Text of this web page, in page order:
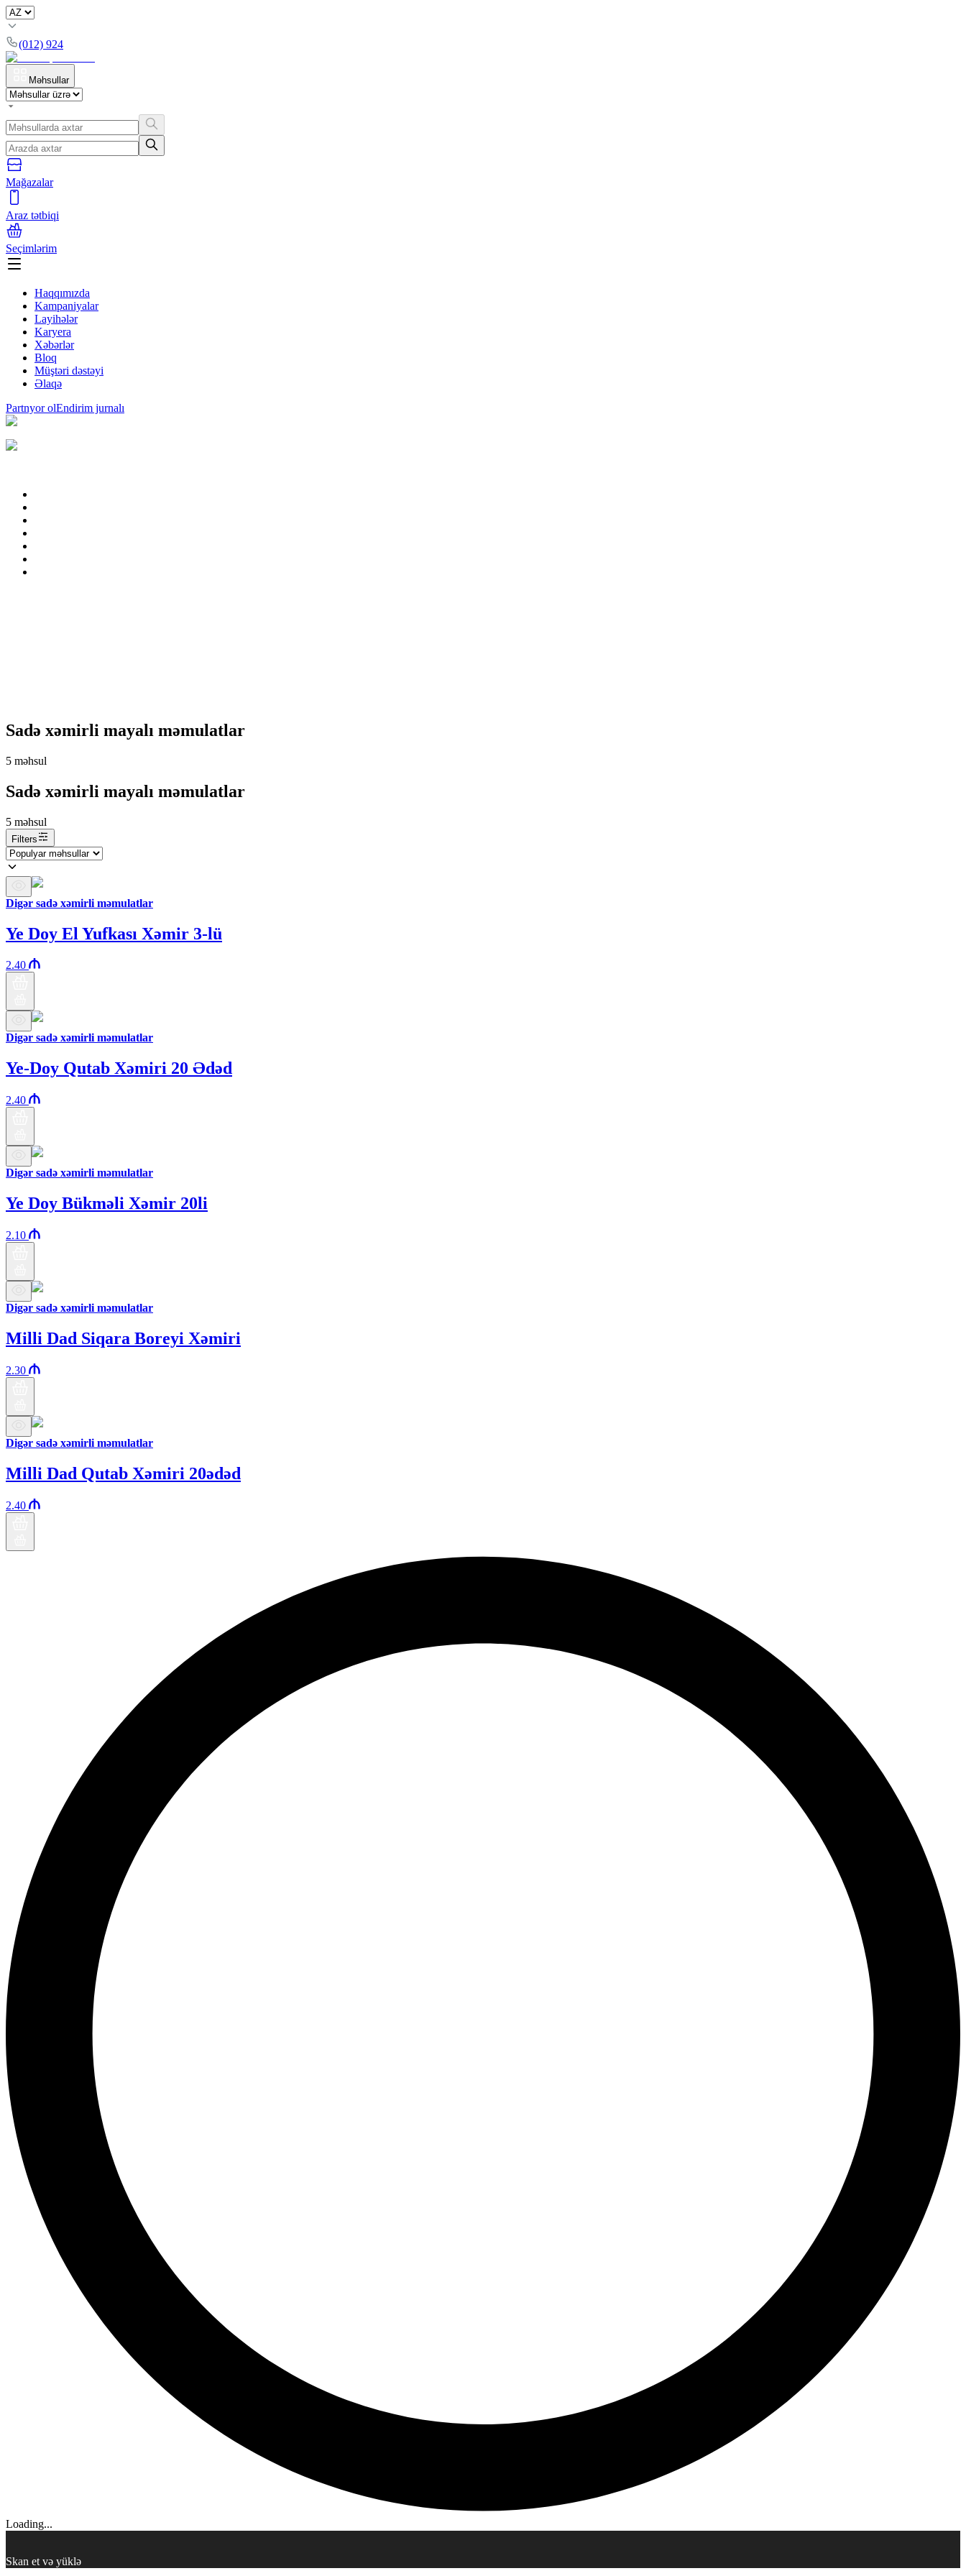
(012) 924
Məhsullar
Mağazalar
Araz tətbiqi
Seçimlərim
Haqqımızda
Kampaniyalar
Layihələr
Karyera
Xəbərlər
Bloq
Müştəri dəstəyi
Əlaqə
Partnyor olEndirim jurnalı
Sadə xəmirli mayalı məmulatlar
5 məhsul
Sadə xəmirli mayalı məmulatlar
5 məhsul
Filters
Digər sadə xəmirli məmulatlar
Ye Doy El Yufkası Xəmir 3-lü
2.40
Digər sadə xəmirli məmulatlar
Ye-Doy Qutab Xəmiri 20 Ədəd
2.40
Digər sadə xəmirli məmulatlar
Ye Doy Bükməli Xəmir 20li
2.10
Digər sadə xəmirli məmulatlar
Milli Dad Siqara Boreyi Xəmiri
2.30
Digər sadə xəmirli məmulatlar
Milli Dad Qutab Xəmiri 20ədəd
2.40
Loading...
Skan et və yüklə